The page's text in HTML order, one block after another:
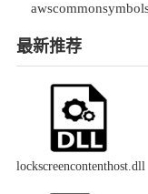
最新推荐
lockscreencontenthost.dll